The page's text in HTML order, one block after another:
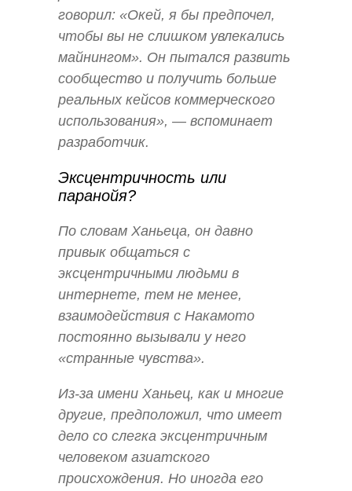
говорил: «Окей, я бы предпочел,
чтобы вы не слишком увлекались
майнингом». Он пытался развить
сообщество и получить больше
реальных кейсов коммерческого
использования», — вспоминает
разработчик.
Эксцентричность или
паранойя?
По словам Ханьеца, он давно
привык общаться с
эксцентричными людьми в
интернете, тем не менее,
взаимодействия с Накамото
постоянно вызывали у него
«странные чувства».
Из-за имени Ханьец, как и многие
другие, предположил, что имеет
дело со слегка эксцентричным
человеком азиатского
происхождения. Но иногда его